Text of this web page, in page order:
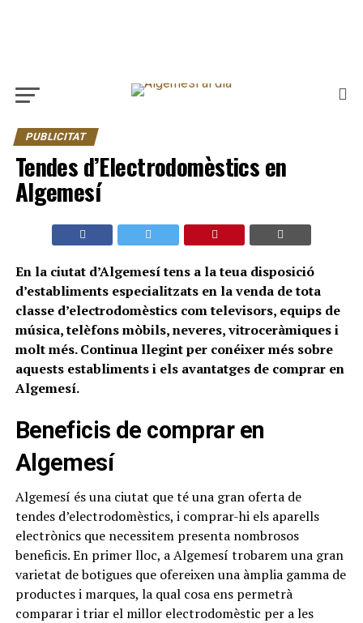
PUBLICITAT
Tendes d’Electrodomèstics en
Algemesí
En la ciutat d’Algemesí tens a la teua disposició
d’establiments especialitzats en la venda de tota
classe d’electrodomèstics com televisors, equips de
música, telèfons mòbils, neveres, vitroceràmiques i
molt més. Continua llegint per conéixer més sobre
aquests establiments i els avantatges de comprar en
Algemesí.
Beneficis de comprar en
Algemesí
Algemesí és una ciutat que té una gran oferta de
tendes d’electrodomèstics, i comprar-hi els aparells
electrònics que necessitem presenta nombrosos
beneficis. En primer lloc, a Algemesí trobarem una gran
varietat de botigues que ofereixen una àmplia gamma de
productes i marques, la qual cosa ens permetrà
comparar i triar el millor electrodomèstic per a les